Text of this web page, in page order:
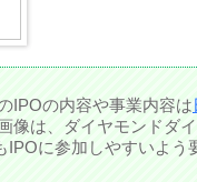
IPOの内容や事業内容は
像は、ダイヤモンドダ
に参加しやすいよう